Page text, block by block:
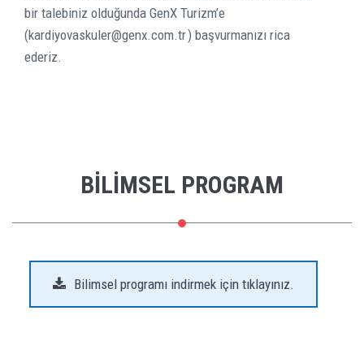
bir talebiniz olduğunda GenX Turizm’e
(kardiyovaskuler@genx.com.tr) başvurmanızı rica
ederiz.
BİLİMSEL PROGRAM
Bilimsel programı indirmek için tıklayınız.